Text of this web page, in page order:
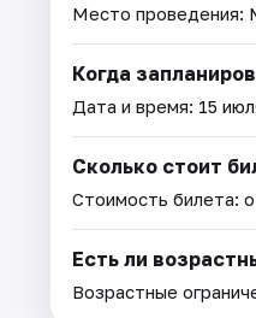
Место проведения:
Когда
Дата и время: 15
Сколько стоит
Стоимость билета:
Есть ли
Возрастные